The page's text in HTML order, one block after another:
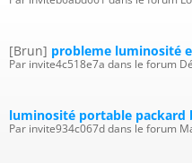
[Brun] probleme luminosité
Par invite4c518e7a dans le forum
luminosité portable packard
Par invite934c067d dans le forum